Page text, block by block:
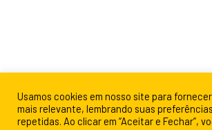
Usamos cookies em nosso site para
mais relevante, lembrando suas
repetidas. Ao clicar em “Aceitar e Fechar”,